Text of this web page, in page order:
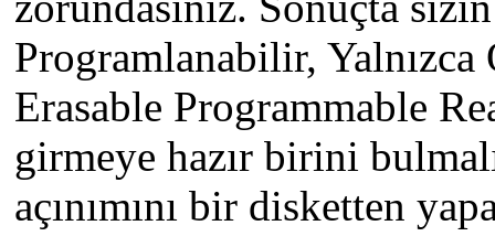
Programlanabilir,
Erasable Programmable
girmeye hazır birini
açınımını bir disketten